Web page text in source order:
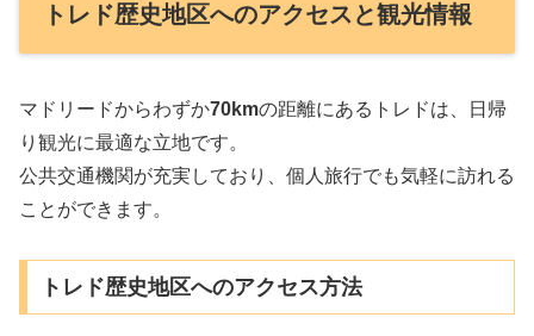
トレド歴史地区へのアクセスと観光情報
マドリードからわずか70kmの距離にあるトレドは、日帰
り観光に最適な立地です。
公共交通機関が充実しており、個人旅行でも気軽に訪れる
ことができます。
トレド歴史地区へのアクセス方法